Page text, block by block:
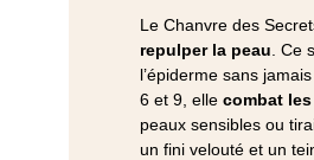
Le Chanvre des
repulper la peau . Ce
l’épiderme sans
6 et 9, elle combat les
peaux sensibles ou
un fini velouté et un